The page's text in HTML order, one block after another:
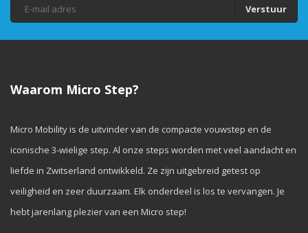
Verstuur
Waarom Micro Step?
Micro Mobility is de uitvinder van de compacte vouwstep en de
iconische 3-wielige step. Al onze steps worden met veel aandacht en
liefde in Zwitserland ontwikkeld. Ze zijn uitgebreid getest op
veiligheid en zeer duurzaam. Elk onderdeel is los te vervangen. Je
hebt jarenlang plezier van een Micro step!